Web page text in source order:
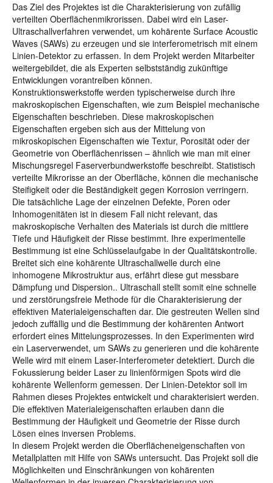
Das Ziel des Projektes ist die Charakterisierung von zufällig
verteilten Oberflächenmikrorissen. Dabei wird ein Laser-
Ultraschallverfahren verwendet, um kohärente Surface Acoustic
Waves (SAWs) zu erzeugen und sie interferometrisch mit einem
Linien-Detektor zu erfassen. In dem Projekt werden Mitarbeiter
weitergebildet, die als Experten selbstständig zukünftige
Entwicklungen vorantreiben können.
Konstruktionswerkstoffe werden typischerweise durch ihre
makroskopischen Eigenschaften, wie zum Beispiel mechanische
Eigenschaften beschrieben. Diese makroskopischen
Eigenschaften ergeben sich aus der Mittelung von
mikroskopischen Eigenschaften wie Textur, Porosität oder der
Geometrie von Oberflächenrissen – ähnlich wie man mit einer
Mischungsregel Faserverbundwerkstoffe beschreibt. Statistisch
verteilte Mikrorisse an der Oberfläche, können die mechanische
Steifigkeit oder die Beständigkeit gegen Korrosion verringern.
Die tatsächliche Lage der einzelnen Defekte, Poren oder
Inhomogenitäten ist in diesem Fall nicht relevant, das
makroskopische Verhalten des Materials ist durch die mittlere
Tiefe und Häufigkeit der Risse bestimmt. Ihre experimentelle
Bestimmung ist eine Schlüsselaufgabe in der Qualitätskontrolle.
Breitet sich eine kohärente Ultraschallwelle durch eine
inhomogene Mikrostruktur aus, erfährt diese gut messbare
Dämpfung und Dispersion.. Ultraschall stellt somit eine schnelle
und zerstörungsfreie Methode für die Charakterisierung der
effektiven Materialeigenschaften dar. Die gestreuten Wellen sind
jedoch zuffällig und die Bestimmung der kohärenten Antwort
erfordert eines Mittelungsprozesses. In den Experimenten wird
ein Laserverwendet, um SAWs zu generieren und die kohärente
Welle wird mit einem Laser-Interferometer detektiert. Durch die
Fokussierung beider Laser zu linienförmigen Spots wird die
kohärente Wellenform gemessen. Der Linien-Detektor soll im
Rahmen dieses Projektes entwickelt und charakterisiert werden.
Die effektiven Materialeigenschaften erlauben dann die
Bestimmung der Häufigkeit und Geometrie der Risse durch
Lösen eines inversen Problems.
In diesem Projekt werden die Oberflächeneigenschaften von
Metallplatten mit Hilfe von SAWs untersucht. Das Projekt soll die
Möglichkeiten und Einschränkungen von kohärenten